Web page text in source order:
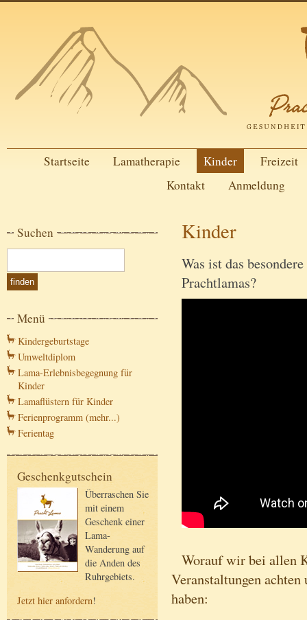
Startseite Lamatherapie Kinder
Freizeit
Kontakt
Anmeldung
Suchen
Menü
Kindergeburtstage
Umweltdiplom
Lama-Erlebnisbegegnung für
Kinder
Lamaflüstern für Kinder
Ferienprogramm (mehr...)
Ferientag
Geschenkgutschein
Überraschen Sie
mit einem
Geschenk einer
Lama-
Wanderung auf
die Anden des
Ruhrgebiets.
Jetzt hier anfordern!
Kinder
Was ist das
Prachtlamas?
Worauf wir bei allen
Veranstaltungen
haben: